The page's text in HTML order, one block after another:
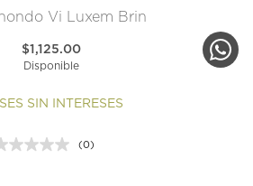
Vi Luxem Brin
$1,125.00
Disponible
SIN INTERESES
Sin
(0)